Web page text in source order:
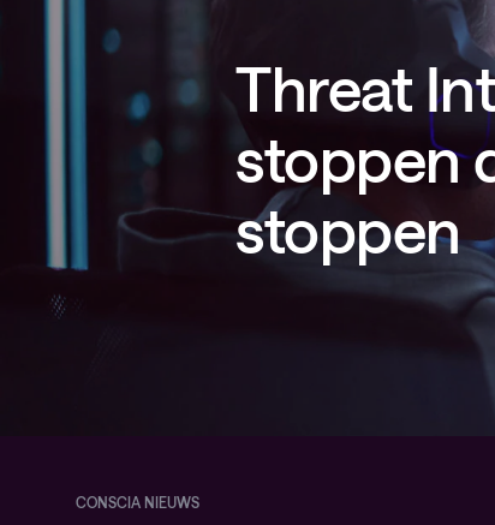
Threat
stoppen
stoppen
CONSCIA NIEUWS